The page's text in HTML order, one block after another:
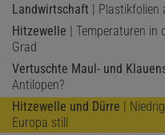
Landwirtschaft | Plastikfolien
Hitzewelle | Temperaturen in
Grad
Vertuschte Maul- und
Antilopen?
Hitzewelle und Dürre |
Europa still